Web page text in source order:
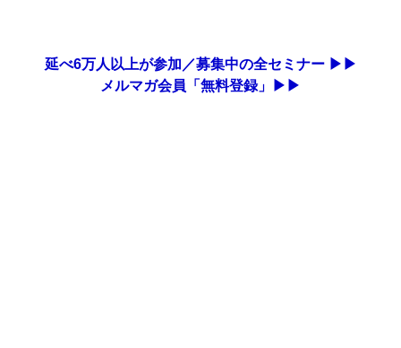
延べ6万人以上が参加／募集中の全セミナー ▶▶
メルマガ会員「無料登録」▶▶